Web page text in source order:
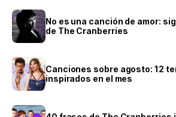
No es una canción de amor:
de The Cranberries
Canciones sobre agosto: 12
inspirados en el mes